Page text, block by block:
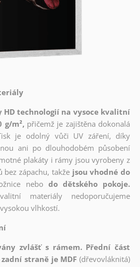
HD technologií na vysoce kvalitní
g/m², přičemž je zajištěna dokonalá
je odolný vůči UV záření, díky
ani po dlouhodobém působení
plakáty i rámy jsou vyrobeny z
bez zápachu, takže jsou vhodné do
nebo do dětského pokoje.
materiály nedoporučujeme
vlhkostí.
zvlášť s rámem. Přední část
straně je MDF (dřevovláknitá)